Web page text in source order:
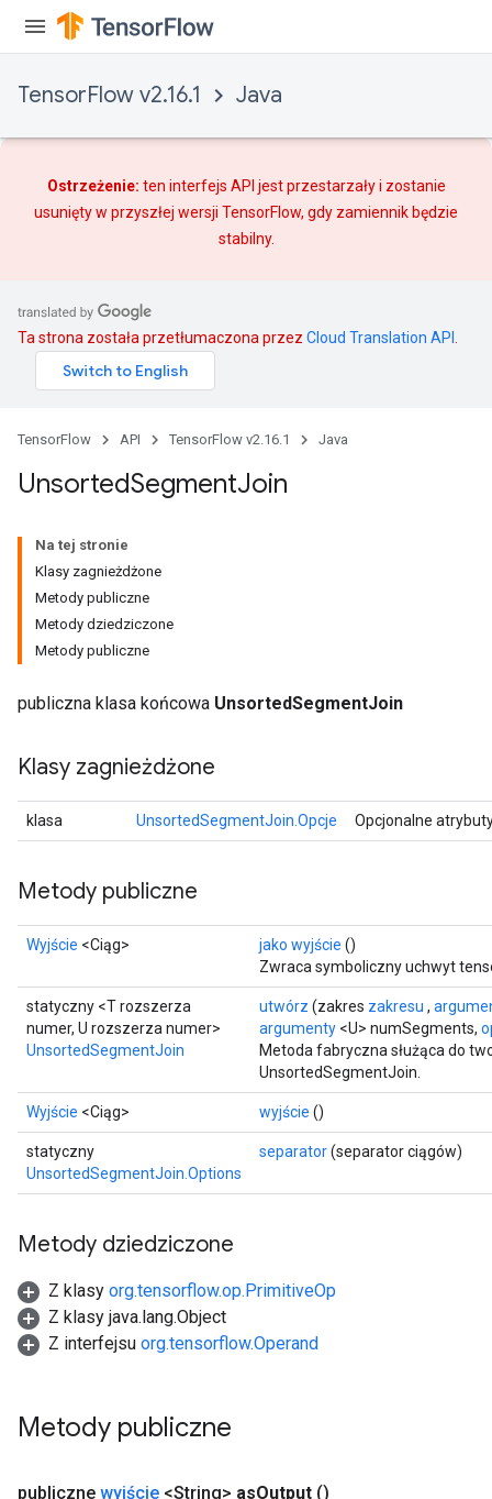
TensorFlow v2.16.1 Java
Ostrzeżenie: ten interfejs API jest przestarzały i zostanie
usunięty w przyszłej wersji TensorFlow, gdy zamiennik będzie
stabilny.
Ta strona została przetłumaczona przez Cloud Translation API
TensorFlow API TensorFlow v2.16.1 Java
UnsortedSegmentJoin
Na tej stronie
Klasy zagnieżdżone
Metody publiczne
Metody dziedziczone
Metody publiczne
publiczna klasa końcowa UnsortedSegmentJoin
Klasy zagnieżdżone
klasa UnsortedSegmentJoin.Opcje Opcjonalne
Metody publiczne
Wyjście <Ciąg> jako wyjście ()
Zwraca symboliczny uchwyt
statyczny <T rozszerza
numer, U rozszerza numer>
UnsortedSegmentJoin
utwórz (zakres zakresu ,
argumenty <U> numSegments,
Metoda fabryczna służąca do
UnsortedSegmentJoin.
Wyjście <Ciąg> wyjście ()
statyczny
UnsortedSegmentJoin.Options
separator(separator ciągów)
Metody dziedziczone
Z klasy org.tensorflow.op.PrimitiveOp
Z klasy java.lang.Object
Z interfejsu org.tensorflow.Operand
Metody publiczne
publiczne wyjście <String> asOutput ()